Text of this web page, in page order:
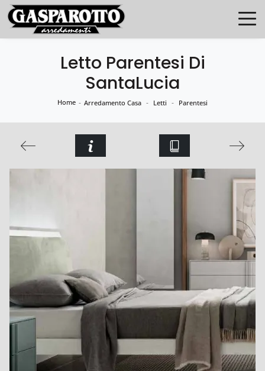
Letto Parentesi Di
SantaLucia
Home - Arredamento Casa - Letti - Parentesi